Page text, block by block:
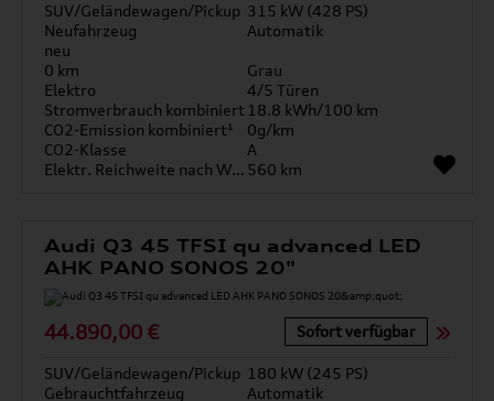
SUV/Geländewagen/Pickup 315 kW (428 PS)
Neufahrzeug
Automatik
neu
0 km
Grau
Elektro
4/5 Türen
Stromverbrauch kombiniert 18.8 kWh/100 km
CO2-Emission kombiniert¹
0g/km
CO2-Klasse
A
Elektr. Reichweite nach WLTP* 560 km
Audi Q3 45 TFSI qu advanced LED
AHK PANO SONOS 20"
44.890,00 € Sofort verfügbar
SUV/Geländewagen/Pickup 180 kW (245 PS)
Gebrauchtfahrzeug
Automatik